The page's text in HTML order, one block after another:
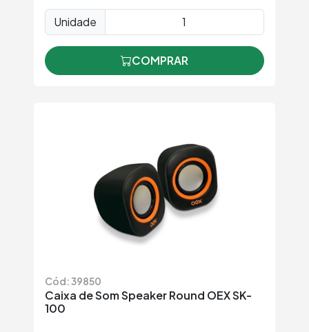
Unidade
COMPRAR
Cód: 39850
Caixa de Som Speaker Round OEX SK-
100